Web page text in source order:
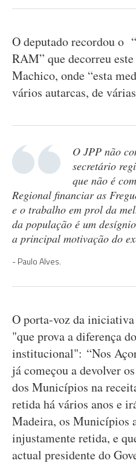
O deputado recordou o
RAM” que decorreu
Machico, onde “esta
vários autarcas, de
O JPP não
secretário
que não é
Regional financiar as
e o trabalho em prol da
da população é um
a principal motivação do
Paulo Alves.
O porta-voz da
"que prova a diferença
institucional": “Nos
já começou a devolver
dos Municípios na
retida há vários anos e
Madeira, os Municípios
injustamente retida, e
actual presidente do